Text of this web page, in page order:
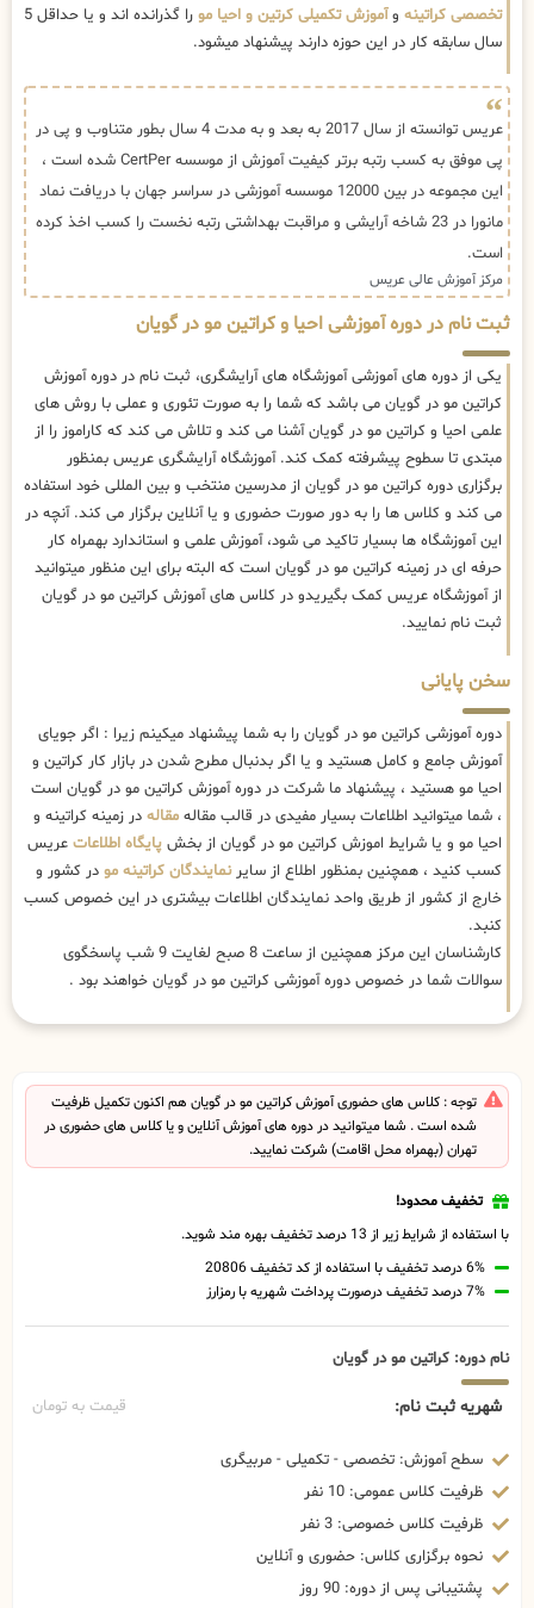
تخصصی کراتینه وآموزش تکمیلی کرتین و احیا مو
را گذرانده اند و یا حداقل 5
سال سابقه کار در این حوزه دارند پیشنهاد میشود.
عریس توانسته از سال 2017 به بعد و به مدت 4 سال بطور متناوب و پی در
پی موفق به کسب رتبه برتر کیفیت آموزش از موسسه CertPer شده است ،
این مجموعه در بین 12000 موسسه آموزشی در سراسر جهان با دریافت نماد
مانورا در 23 شاخه آرایشی و مراقبت بهداشتی رتبه نخست را کسب اخذ کرده
است.
مرکز آموزش عالی عریس
ثبت نام در دوره آموزشی احیا و کراتین مو در گویان
یکی از دوره های آموزشی آموزشگاه های آرایشگری، ثبت نام در دوره آموزش
کراتین مو در گویان می باشد که شما را به صورت تئوری و عملی با روش های
علمی احیا و کراتین مو در گویان آشنا می کند و تلاش می کند که کاراموز را از
مبتدی تا سطوح پیشرفته کمک کند. آموزشگاه آرایشگری عریس بمنظور
برگزاری دوره کراتین مو در گویان از مدرسین منتخب و بین المللی خود استفاده
می کند و کلاس ها را به دور صورت حضوری و یا آنلاین برگزار می کند. آنچه در
این آموزشگاه ها بسیار تاکید می شود، آموزش علمی و استاندارد بهمراه کار
حرفه ای در زمینه کراتین مو در گویان است که البته برای این منظور میتوانید
از آموزشگاه عریس کمک بگیریدو در کلاس های آموزش کراتین مو در گویان
ثبت نام نمایید.
سخن پایانی
دوره آموزشی کراتین مو در گویان را به شما پیشنهاد میکینم زیرا : اگر جویای
آموزش جامع و کامل هستید و یا اگر بدنبال مطرح شدن در بازار کار کراتین و
احیا مو هستید ، پیشنهاد ما شرکت در دوره آموزش کراتین مو در گویان است
، شما میتوانید اطلاعات بسیار مفیدی در قالب مقاله مقاله در زمینه کراتینه و
احیا مو و یا شرایط اموزش کراتین مو در گویان از بخش پایگاه اطلاعات عریس
کسب کنید ، همچنین بمنظور اطلاع از سایرنمایندگان کراتینه مو در کشور و
خارج از کشور از طریق واحد نمایندگان اطلاعات بیشتری در این خصوص کسب
کنبد.
کارشناسان این مرکز همچنین از ساعت 8 صبح لغایت 9 شب پاسخگوی
سوالات شما در خصوص دوره آموزشی کراتین مو در گویان خواهند بود .
توجه : کلاس های حضوری آموزش کراتین مو در گویان هم اکنون تکمیل ظرفیت
شده است . شما میتوانید در دوره های آموزش آنلاین و یا کلاس های حضوری در
تهران (بهمراه محل اقامت) شرکت نمایید.
تخفیف محدود!
با استفاده از شرایط زیر از 13 درصد تخفیف بهره مند شوید.
6% درصد تخفیف با استفاده از کد تخفیف 20806
7% درصد تخفیف درصورت پرداخت شهریه با رمزارز
نام دوره: کراتین مو در گویان
شهریه ثبت نام: قیمت به تومان
سطح آموزش: تخصصی - تکمیلی - مربیگری
ظرفیت کلاس عمومی: 10 نفر
ظرفیت کلاس خصوصی: 3 نفر
نحوه برگزاری کلاس: حضوری و آنلاین
پشتیبانی پس از دوره: 90 روز